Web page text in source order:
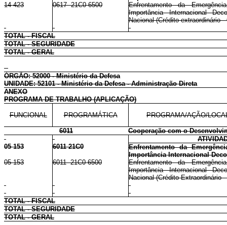
14 423
0617 21C0 6500
Enfrentamento da
Importância Internacional
Nacional (Crédito extraordinário -
TOTAL - FISCAL
TOTAL - SEGURIDADE
TOTAL - GERAL
ÓRGÃO: 52000 - Ministério da Defesa
UNIDADE: 52101 - Ministério da Defesa - Administração Direta
ANEXO
PROGRAMA DE TRABALHO (APLICAÇÃO)
FUNCIONAL PROGRAMÁTICA PROGRAMA/AÇÃO/
6011
Cooperação com o
05 153
6011 21C0
Enfrentamento da
Importância Internacional
05 153
6011 21C0 6500
Enfrentamento da
Importância Internacional
Nacional (Crédito Extraordinário -
TOTAL - FISCAL
TOTAL - SEGURIDADE
TOTAL - GERAL